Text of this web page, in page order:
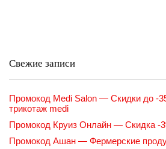
Свежие записи
Промокод Medi Salon — Скидки до -
трикотаж medi
Промокод Круиз Онлайн — Скидка -
Промокод Ашан — Фермерские